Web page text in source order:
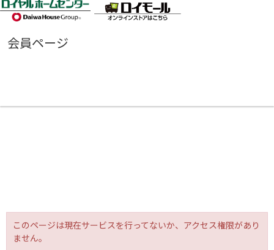
会員ページ
このページは現在サービスを行ってないか、アクセス権限があり
ません。